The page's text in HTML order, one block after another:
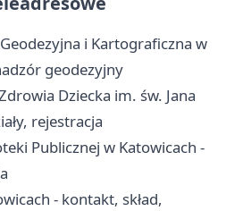
i Kartograficzna w
geodezyjny
Dziecka im. św. Jana
rejestracja
Publicznej w Katowicach -
- kontakt, skład,